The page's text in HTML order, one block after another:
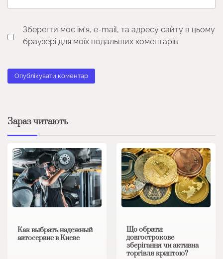
Зберегти моє ім'я, e-mail, та адресу сайту в цьому
браузері для моїх подальших коментарів.
Зараз читають
Как выбрать надежный
автосервис в Киеве
Що обрати:
довгострокове
зберігання чи активна
торгівля криптою?